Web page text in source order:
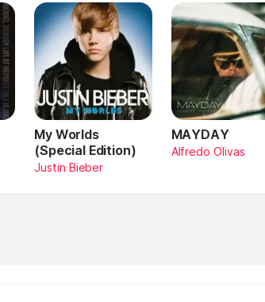
My Worlds
(Special Edition)
Justin Bieber
MAYDAY
Alfredo Olivas